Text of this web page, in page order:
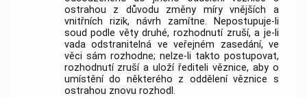
ostrahou z důvodu změny míry vnějších a
vnitřních rizik, návrh zamítne. Nepostupuje-li
soud podle věty druhé, rozhodnutí zruší, a je-li
vada odstranitelná ve veřejném zasedání, ve
věci sám rozhodne; nelze-li takto postupovat,
rozhodnutí zruší a uloží řediteli věznice, aby o
umístění do některého z oddělení věznice s
ostrahou znovu rozhodl.